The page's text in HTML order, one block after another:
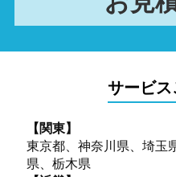
サービ
【関東】
東京都、神奈川県、埼玉
県、栃木県